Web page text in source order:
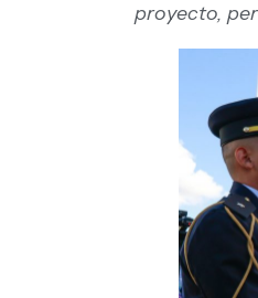
proyecto,